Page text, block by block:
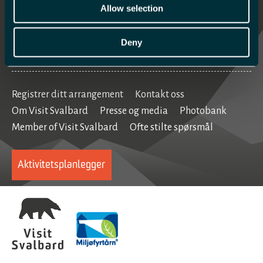
Allow selection
Deny
Se og gjøre
Home
Registrer ditt arrangement
Kontakt oss
Om Visit Svalbard
Presse og media
Photobank
Member of Visit Svalbard
Ofte stilte spørsmål
Aktivitetsplanlegger